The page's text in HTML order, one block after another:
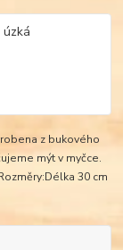
z bukového
mýt v myčce.
30 cm